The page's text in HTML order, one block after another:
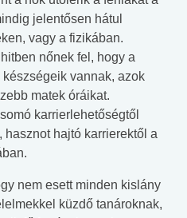
jelentősen hátul
vagy a fizikában.
nőnek fel, hogy a
vannak, azok
matek óráikat.
karrierlehetőségtől
hasznot hajtó karrierektől a
nem esett minden kislány
küzdő tanároknak,